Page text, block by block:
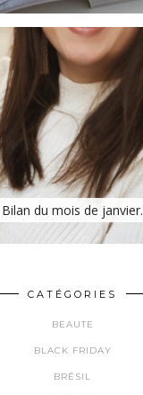
Bilan du mois de janvier.
CATÉGORIES
BEAUTE
BLACK FRIDAY
BRÉSIL